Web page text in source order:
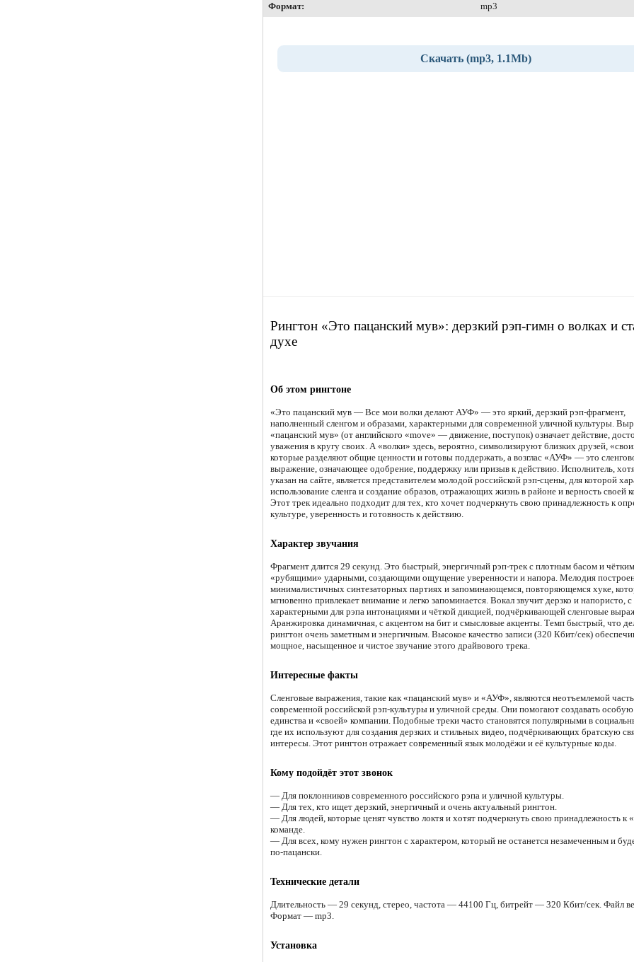
Формат:
mp3
Скачать (mp3, 1.1Mb)
Рингтон «Это пацанский мув»: дерзкий рэп-гимн о волках и
духе
Об этом рингтоне
«Это пацанский мув — Все мои волки делают АУФ» — это яркий, дерзкий рэп-фрагмент,
наполненный сленгом и образами, характерными для современной уличной культуры.
«пацанский мув» (от английского «move» — движение, поступок) означает действие,
уважения в кругу своих. А «волки» здесь, вероятно, символизируют близких друзей,
которые разделяют общие ценности и готовы поддержать, а возглас «АУФ» — это
выражение, означающее одобрение, поддержку или призыв к действию. Исполнитель,
указан на сайте, является представителем молодой российской рэп-сцены, для которой
использование сленга и создание образов, отражающих жизнь в районе и верность своей
Этот трек идеально подходит для тех, кто хочет подчеркнуть свою принадлежность к
культуре, уверенность и готовность к действию.
Характер звучания
Фрагмент длится 29 секунд. Это быстрый, энергичный рэп-трек с плотным басом и
«рубящими» ударными, создающими ощущение уверенности и напора. Мелодия
минималистичных синтезаторных партиях и запоминающемся, повторяющемся хуке,
мгновенно привлекает внимание и легко запоминается. Вокал звучит дерзко и напористо, с
характерными для рэпа интонациями и чёткой дикцией, подчёркивающей сленговые
Аранжировка динамичная, с акцентом на бит и смысловые акценты. Темп быстрый, что
рингтон очень заметным и энергичным. Высокое качество записи (320 Кбит/сек)
мощное, насыщенное и чистое звучание этого драйвового трека.
Интересные факты
Сленговые выражения, такие как «пацанский мув» и «АУФ», являются неотъемлемой
современной российской рэп-культуры и уличной среды. Они помогают создавать
единства и «своей» компании. Подобные треки часто становятся популярными в
где их используют для создания дерзких и стильных видео, подчёркивающих братскую
интересы. Этот рингтон отражает современный язык молодёжи и её культурные коды.
Кому подойдёт этот звонок
— Для поклонников современного российского рэпа и уличной культуры.
— Для тех, кто ищет дерзкий, энергичный и очень актуальный рингтон.
— Для людей, которые ценят чувство локтя и хотят подчеркнуть свою принадлежность к
команде.
— Для всех, кому нужен рингтон с характером, который не останется незамеченным и
по-пацански.
Технические детали
Длительность — 29 секунд, стерео, частота — 44100 Гц, битрейт — 320 Кбит/сек. Файл
Формат — mp3.
Установка